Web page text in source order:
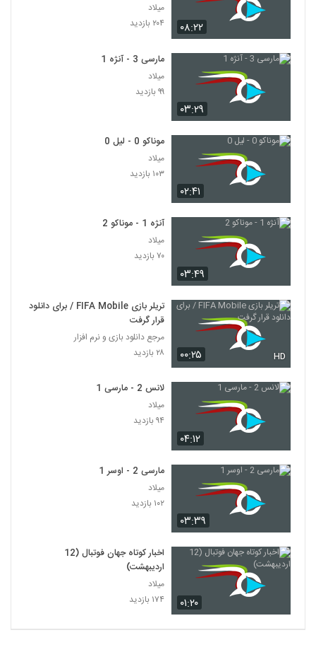
۰۸:۲۲
میلاد
۲۰۴ بازدید
۰۳:۲۹
مارسی 3 - آنژه 1
میلاد
۹۹ بازدید
۰۲:۴۱
موناکو 0 - لیل 0
میلاد
۱۰۳ بازدید
۰۳:۴۹
آنژه 1 - موناکو 2
میلاد
۷۰ بازدید
۰۰:۲۵ HD
تریلر بازی FIFA Mobile / برای دانلود
قرار گرفت
مرجع دانلود بازی و نرم افزار
۲۸ بازدید
۰۴:۱۲
لانس 2 - مارسی 1
میلاد
۹۴ بازدید
۰۳:۳۹
مارسی 2 - اوسر 1
میلاد
۱۰۲ بازدید
۰۱:۲۰
اخبار کوتاه جهان فوتبال (12
اردیبهشت)
میلاد
۱۷۴ بازدید